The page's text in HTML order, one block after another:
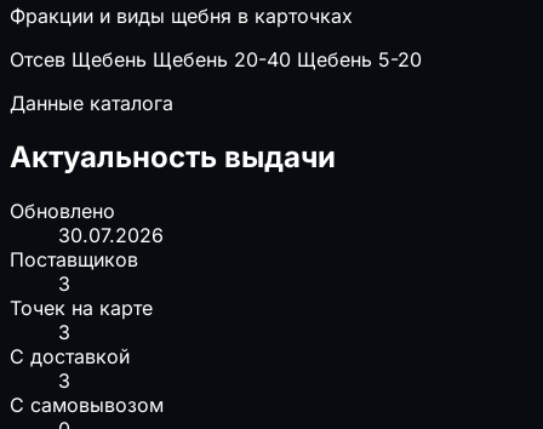
Фракции и виды щебня в карточках
Отсев Щебень Щебень 20-40 Щебень 5-20
Данные каталога
Актуальность выдачи
Обновлено
30.07.2026
Поставщиков
3
Точек на карте
3
С доставкой
3
С самовывозом